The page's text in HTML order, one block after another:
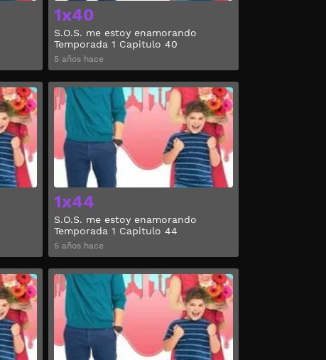
1x40
S.O.S. me estoy enamorando
Temporada 1 Capitulo 40
5 años hace
Ver
1x44
S.O.S. me estoy enamorando
Temporada 1 Capitulo 44
5 años hace
Ver